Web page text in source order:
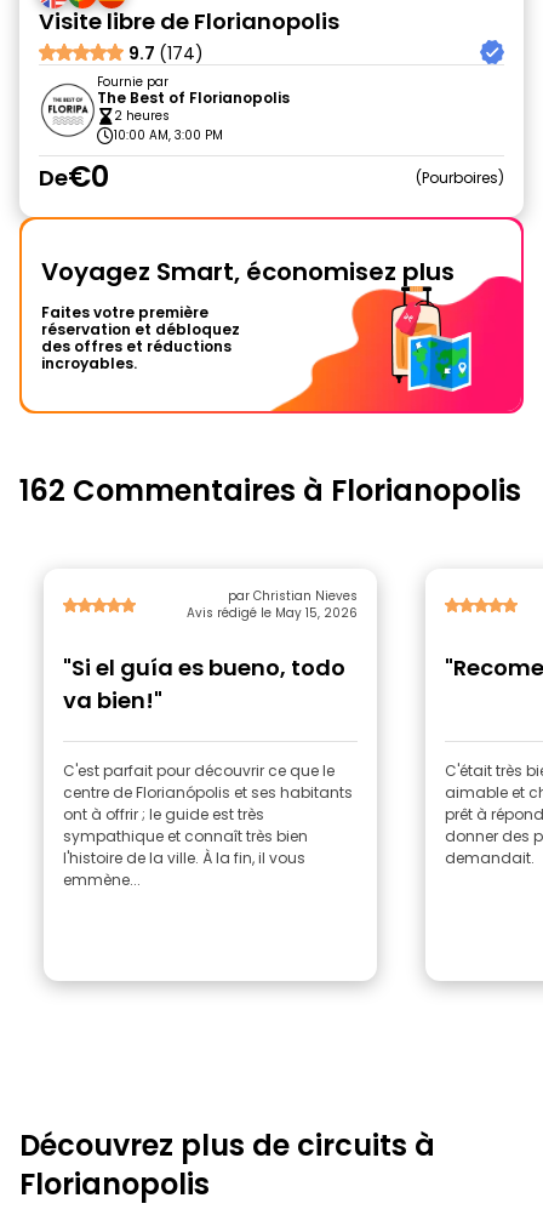
Visite libre de Florianopolis
9.7 (174)
Fournie par
The Best of Florianopolis
2 heures
10:00 AM, 3:00 PM
De€0 Pourboires
Voyagez Smart, économisez plus
Faites votre première
réservation et débloquez
des offres et réductions
incroyables.
162 Commentaires à Florianopolis
par Christian Nieves
Avis rédigé le May 15, 2026
"Si el guía es bueno, todo
va bien!"
C'est parfait pour découvrir ce que le
centre de Florianópolis et ses habitants
ont à offrir ; le guide est très
sympathique et connaît très bien
l'histoire de la ville. À la fin, il vous
emmène...
C'était très
aimable et
prêt à
donner des
demandait.
Découvrez plus de circuits à
Florianopolis